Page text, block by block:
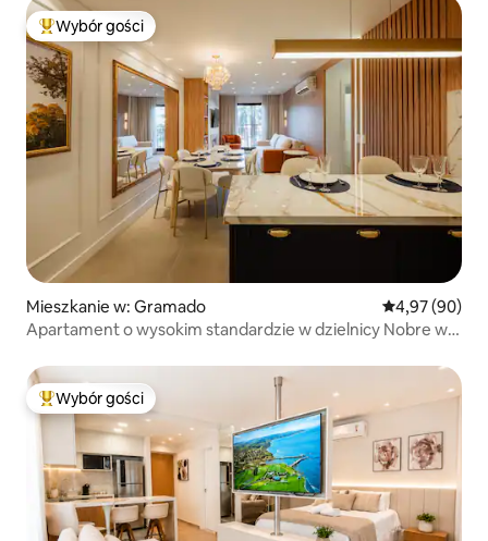
Najpopularniejsze z kategorii Wybór gości
Wybór gości
Mieszkanie w: Gramado Średnia
4,97 (90)
Apartament o wysokim standardzie w dzielnicy Nobre w
Najpopularniejsze z kategorii Wybór gości
Wybór gości